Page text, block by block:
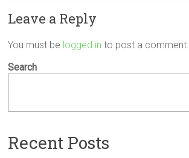
Leave a Reply
You must be logged in to post a comment.
Search
Recent Posts